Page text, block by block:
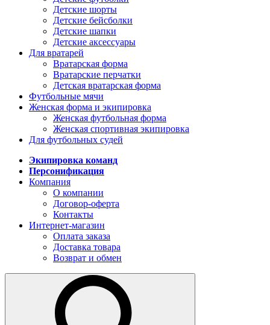
Детские шорты
Детские бейсболки
Детские шапки
Детские аксессуары
Для вратарей
Вратарская форма
Вратарские перчатки
Детская вратарская форма
Футбольные мячи
Женская форма и экипировка
Женская футбольная форма
Женская спортивная экипировка
Для футбольных судей
Экипировка команд
Персонификация
Компания
О компании
Договор-оферта
Контакты
Интернет-магазин
Оплата заказа
Доставка товара
Возврат и обмен